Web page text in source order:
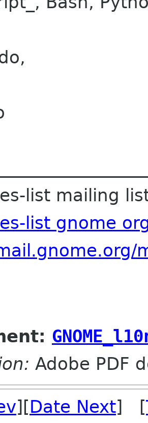
list mailing
list gnome
Adobe PDF
][Date Next] [